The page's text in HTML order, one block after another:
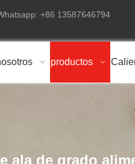
+86 13587646794
productos
ala de grado